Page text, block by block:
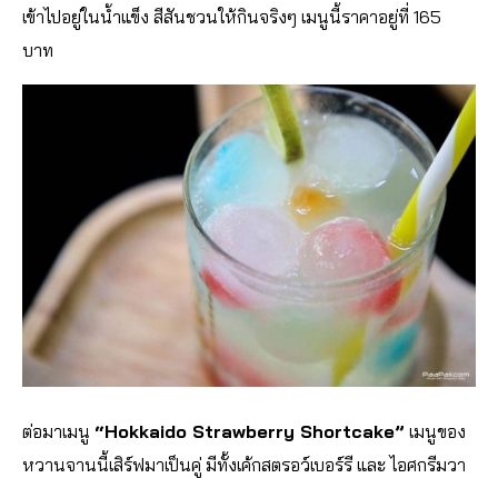
เข้าไปอยู่ในน้ำแข็ง สีสันชวนให้กินจริงๆ เมนูนี้ราคาอยู่ที่ 165
บาท
ต่อมาเมนู “Hokkaido Strawberry Shortcake” เมนูของ
หวานจานนี้เสิร์ฟมาเป็นคู่ มีทั้งเค้กสตรอว์เบอร์รี และ ไอศกรีมวา